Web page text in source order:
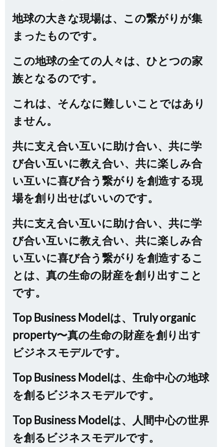
地球の大きな現場は、この繋がりが集
まったものです。
この地球の全ての人々は、ひとつの家
族となるのです。
これは、そんなに難しいことではあり
ません。
共に支え合い互いに助け合い、共に学
び合い互いに教え合い、共に楽しみ合
い互いに喜び合う繋がりを創造する現
場を創り出せばいいのです。
共に支え合い互いに助け合い、共に学
び合い互いに教え合い、共に楽しみ合
い互いに喜び合う繋がりを創造するこ
とは、真の生命の財産を創り出すこと
です。
Top Business Modelは、Truly organic
property〜真の生命の財産を創り出す
ビジネスモデルです。
Top Business Modelは、生命中心の地球
を創るビジネスモデルです。
Top Business Modelは、人間中心の世界
を創るビジネスモデルです。